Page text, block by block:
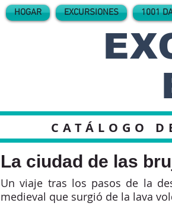
HOGAR EXCURSIONES 1001
CATÁLOGO
La ciudad de las
Un viaje tras los pasos de la
medieval que surgió de la lava